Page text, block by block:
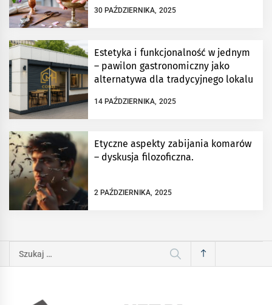
30 PAŹDZIERNIKA, 2025
Estetyka i funkcjonalność w jednym
– pawilon gastronomiczny jako
alternatywa dla tradycyjnego lokalu
14 PAŹDZIERNIKA, 2025
Etyczne aspekty zabijania komarów
– dyskusja filozoficzna.
2 PAŹDZIERNIKA, 2025
Szukaj: